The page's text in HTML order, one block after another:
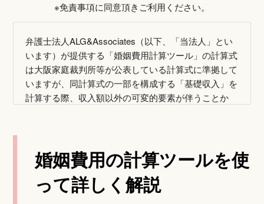
※免責事項に同意頂きご利用ください。
弁護士法人ALG&Associates（以下、「当法人」とい
います）が提供する「婚姻費用計算ツール」の計算式
は大阪家庭裁判所等が公表している計算式に準拠して
いますが、同計算式の一部を構成する「基礎収入」を
計算する際、収入額以外の可変的要素が伴うことか
２００万円を下回る場合、貯蓄額などの生活スタイル
に大きな変化が生じることが考えられることから、イ
ンターネット等で公表されている金額と異なる場合が
あります。
婚姻費用の計算ツールを使
って詳しく解説